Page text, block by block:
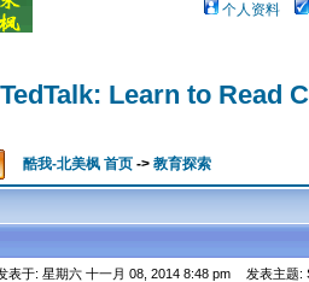
个人资料
Learn to Read
酷我-北美枫 首页 -> 教育探索
表于: 星期六 十一月 08, 2014 8:48 pm 发表主题: